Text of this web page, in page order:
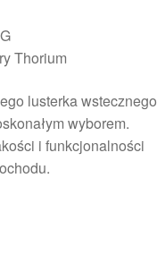
Thorium
lusterka wstecznego
wyborem.
i funkcjonalności